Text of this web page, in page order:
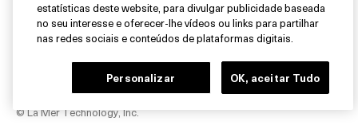
Ofertas
Fale Conosco
Personal Shopper
Cancelamentos & Devoluções
Encontre uma Boutique/SPA
FAQ
SIGA-NOS
Pinterest
© La Mer Technology, Inc.
estatísticas deste website, para divulgar publicidade baseada
no seu interesse e oferecer-lhe vídeos ou links para partilhar
nas redes sociais e conteúdos de plataformas digitais.
Personalizar OK, aceitar Tudo